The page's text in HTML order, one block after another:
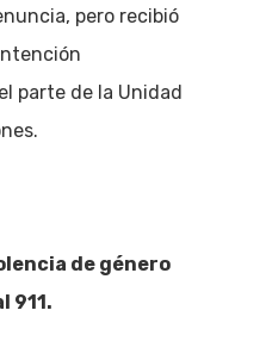
pero recibió
parte de la Unidad
de género
911.